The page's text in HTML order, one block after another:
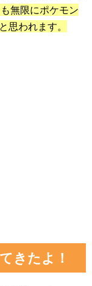
無限にポケモン
思われます。
きたよ！